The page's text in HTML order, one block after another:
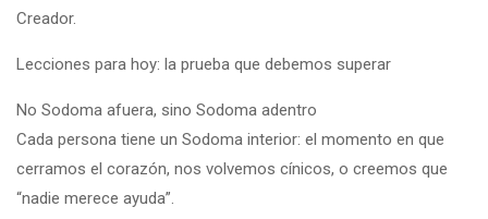
Creador.
Lecciones para hoy: la prueba que debemos superar
No Sodoma afuera, sino Sodoma adentro
Cada persona tiene un Sodoma interior: el momento en que
cerramos el corazón, nos volvemos cínicos, o creemos que
“nadie merece ayuda”.